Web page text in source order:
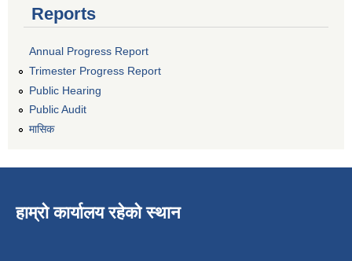
Reports
Annual Progress Report
Trimester Progress Report
Public Hearing
Public Audit
मासिक
हाम्रो कार्यालय रहेको स्थान